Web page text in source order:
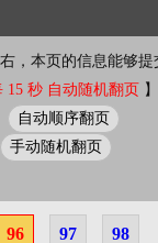
，本页的信息能够提
15 秒 自动随机翻页 】
自动顺序翻页
手动随机翻页
96 97 98